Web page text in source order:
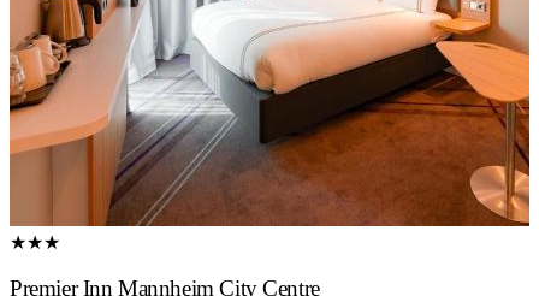
★★★
Premier Inn Mannheim City Centre